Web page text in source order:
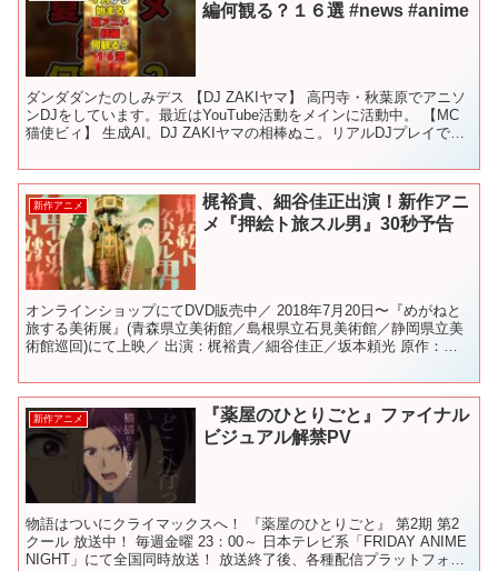
編何観る？１６選 #news #anime
ダンダダンたのしみデス 【DJ ZAKIヤマ】 高円寺・秋葉原でアニソ
ンDJをしています。最近はYouTube活動をメインに活動中。 【MC
猫使ビィ】 生成AI。DJ ZAKIヤマの相棒ぬこ。リアルDJプレイでも
新作アニメ
梶裕貴、細谷佳正出演！新作アニ
メ『押絵ト旅スル男』30秒予告
オンラインショップにてDVD販売中／ 2018年7月20日〜『めがねと
旅する美術展』(青森県立美術館／島根県立石見美術館／静岡県立美
術館巡回)にて上映／ 出演：梶裕貴／細谷佳正／坂本頼光 原作：江
新作アニメ
『薬屋のひとりごと』ファイナル
ビジュアル解禁PV
物語はついにクライマックスへ！ 『薬屋のひとりごと』 第2期 第2
クール 放送中！ 毎週金曜 23：00～ 日本テレビ系「FRIDAY ANIME
NIGHT」にて全国同時放送！ 放送終了後、各種配信プラットフォー